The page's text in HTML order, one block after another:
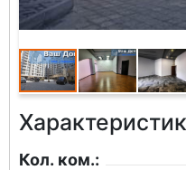
Кол. ком.: